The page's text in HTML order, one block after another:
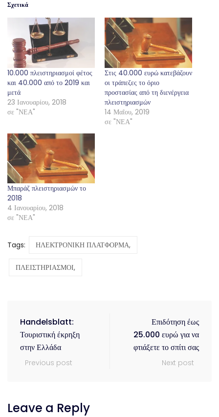
Σχετικά
10.000 πλειστηριασμοί φέτος
και 40.000 από το 2019 και
μετά
23 Ιανουαρίου, 2018
σε "ΝΕΑ"
Στις 40.000 ευρώ κατεβάζουν
οι τράπεζες το όριο
προστασίας από τη διενέργεια
πλειστηριασμών
14 Μαΐου, 2019
σε "ΝΕΑ"
Μπαράζ πλειστηριασμών το
2018
4 Ιανουαρίου, 2018
σε "ΝΕΑ"
Tags: ΗΛΕΚΤΡΟΝΙΚΗ ΠΛΑΤΦΟΡΜΑ,
ΠΛΕΙΣΤΗΡΙΑΣΜΟΙ,
Handelsblatt:
Τουριστική έκρηξη
στην Ελλάδα
Previous post
Επιδότηση έως
25.000 ευρώ για να
φτιάξετε το σπίτι σας
Next post
Leave a Reply